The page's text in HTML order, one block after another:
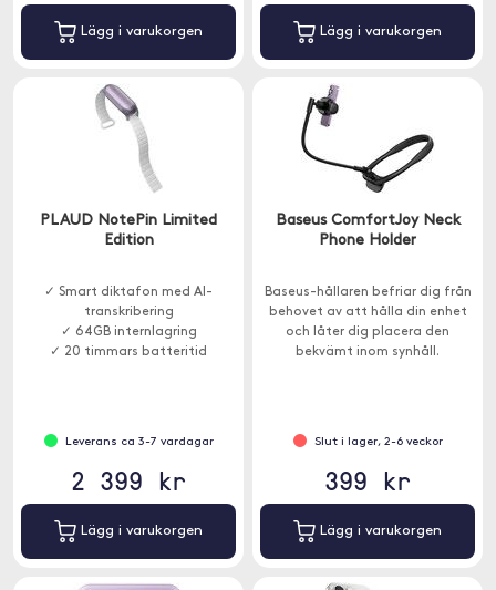
Lägg i varukorgen Lägg i varukorgen
PLAUD NotePin Limited
Edition
✓ Smart diktafon med AI-
transkribering
✓ 64GB internlagring
✓ 20 timmars batteritid
Leverans ca 3-7 vardagar
2 399 kr
Lägg i varukorgen
Baseus ComfortJoy Neck
Phone Holder
Baseus-hållaren befriar dig från
behovet av att hålla din enhet
och låter dig placera den
bekvämt inom synhåll.
Slut i lager, 2-6 veckor
399 kr
Lägg i varukorgen